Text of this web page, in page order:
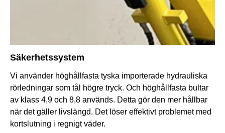
Säkerhetssystem
Vi använder höghållfasta tyska importerade hydrauliska
rörledningar som tål högre tryck. Och höghållfasta bultar
av klass 4,9 och 8,8 används. Detta gör den mer hållbar
när det gäller livslängd. Det löser effektivt problemet med
kortslutning i regnigt väder.